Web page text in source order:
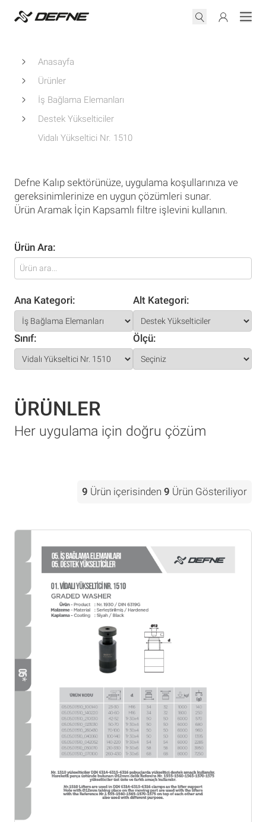
Anasayfa
Ürünler
İş Bağlama Elemanları
Destek Yükselticiler
Vidalı Yükseltici Nr. 1510
Defne Kalıp sektörünüze, uygulama koşullarınıza ve
gereksinimlerinize en uygun çözümleri sunar.
Ürün Aramak İçin Kapsamlı filtre işlevini kullanın.
Ürün Ara:
Ana Kategori: Alt Kategori:
Sınıf: Ölçü:
ÜRÜNLER
Her uygulama için doğru çözüm
9 Ürün içerisinden 9 Ürün Gösteriliyor